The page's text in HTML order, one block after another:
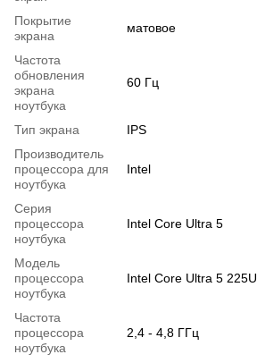
Покрытие
экрана
матовое
Частота
обновления
экрана
ноутбука
60 Гц
Тип экрана
IPS
Производитель
процессора для
ноутбука
Intel
Серия
процессора
ноутбука
Intel Core Ultra 5
Модель
процессора
ноутбука
Intel Core Ultra 5 225U
Частота
процессора
ноутбука
2,4 - 4,8 ГГц